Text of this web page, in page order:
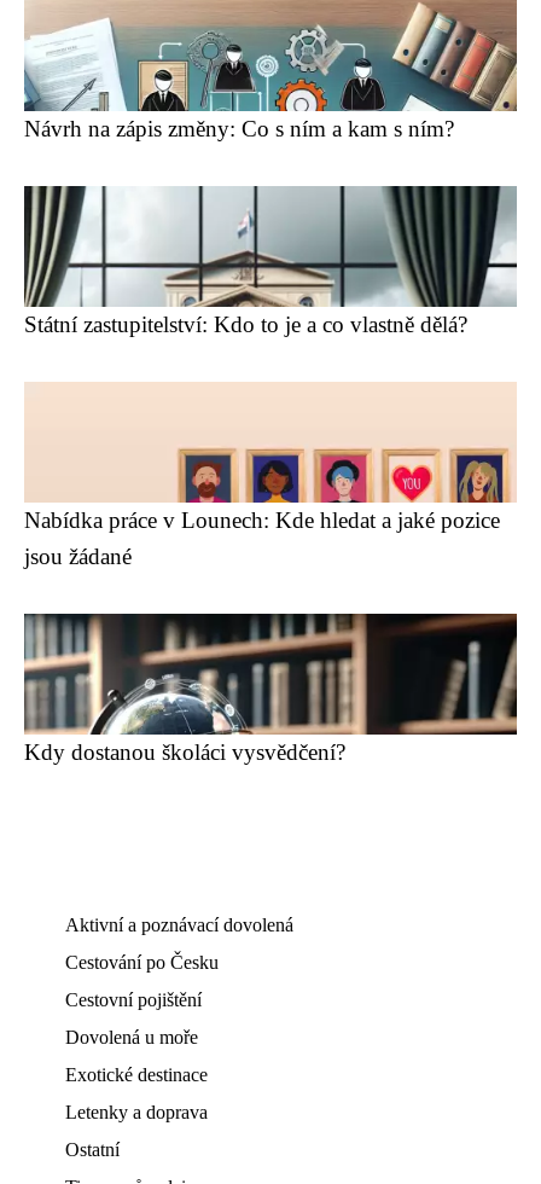
Návrh na zápis změny: Co s ním a kam s ním?
Státní zastupitelství: Kdo to je a co vlastně dělá?
Nabídka práce v Lounech: Kde hledat a jaké pozice
jsou žádané
Kdy dostanou školáci vysvědčení?
Aktivní a poznávací dovolená
Cestování po Česku
Cestovní pojištění
Dovolená u moře
Exotické destinace
Letenky a doprava
Ostatní